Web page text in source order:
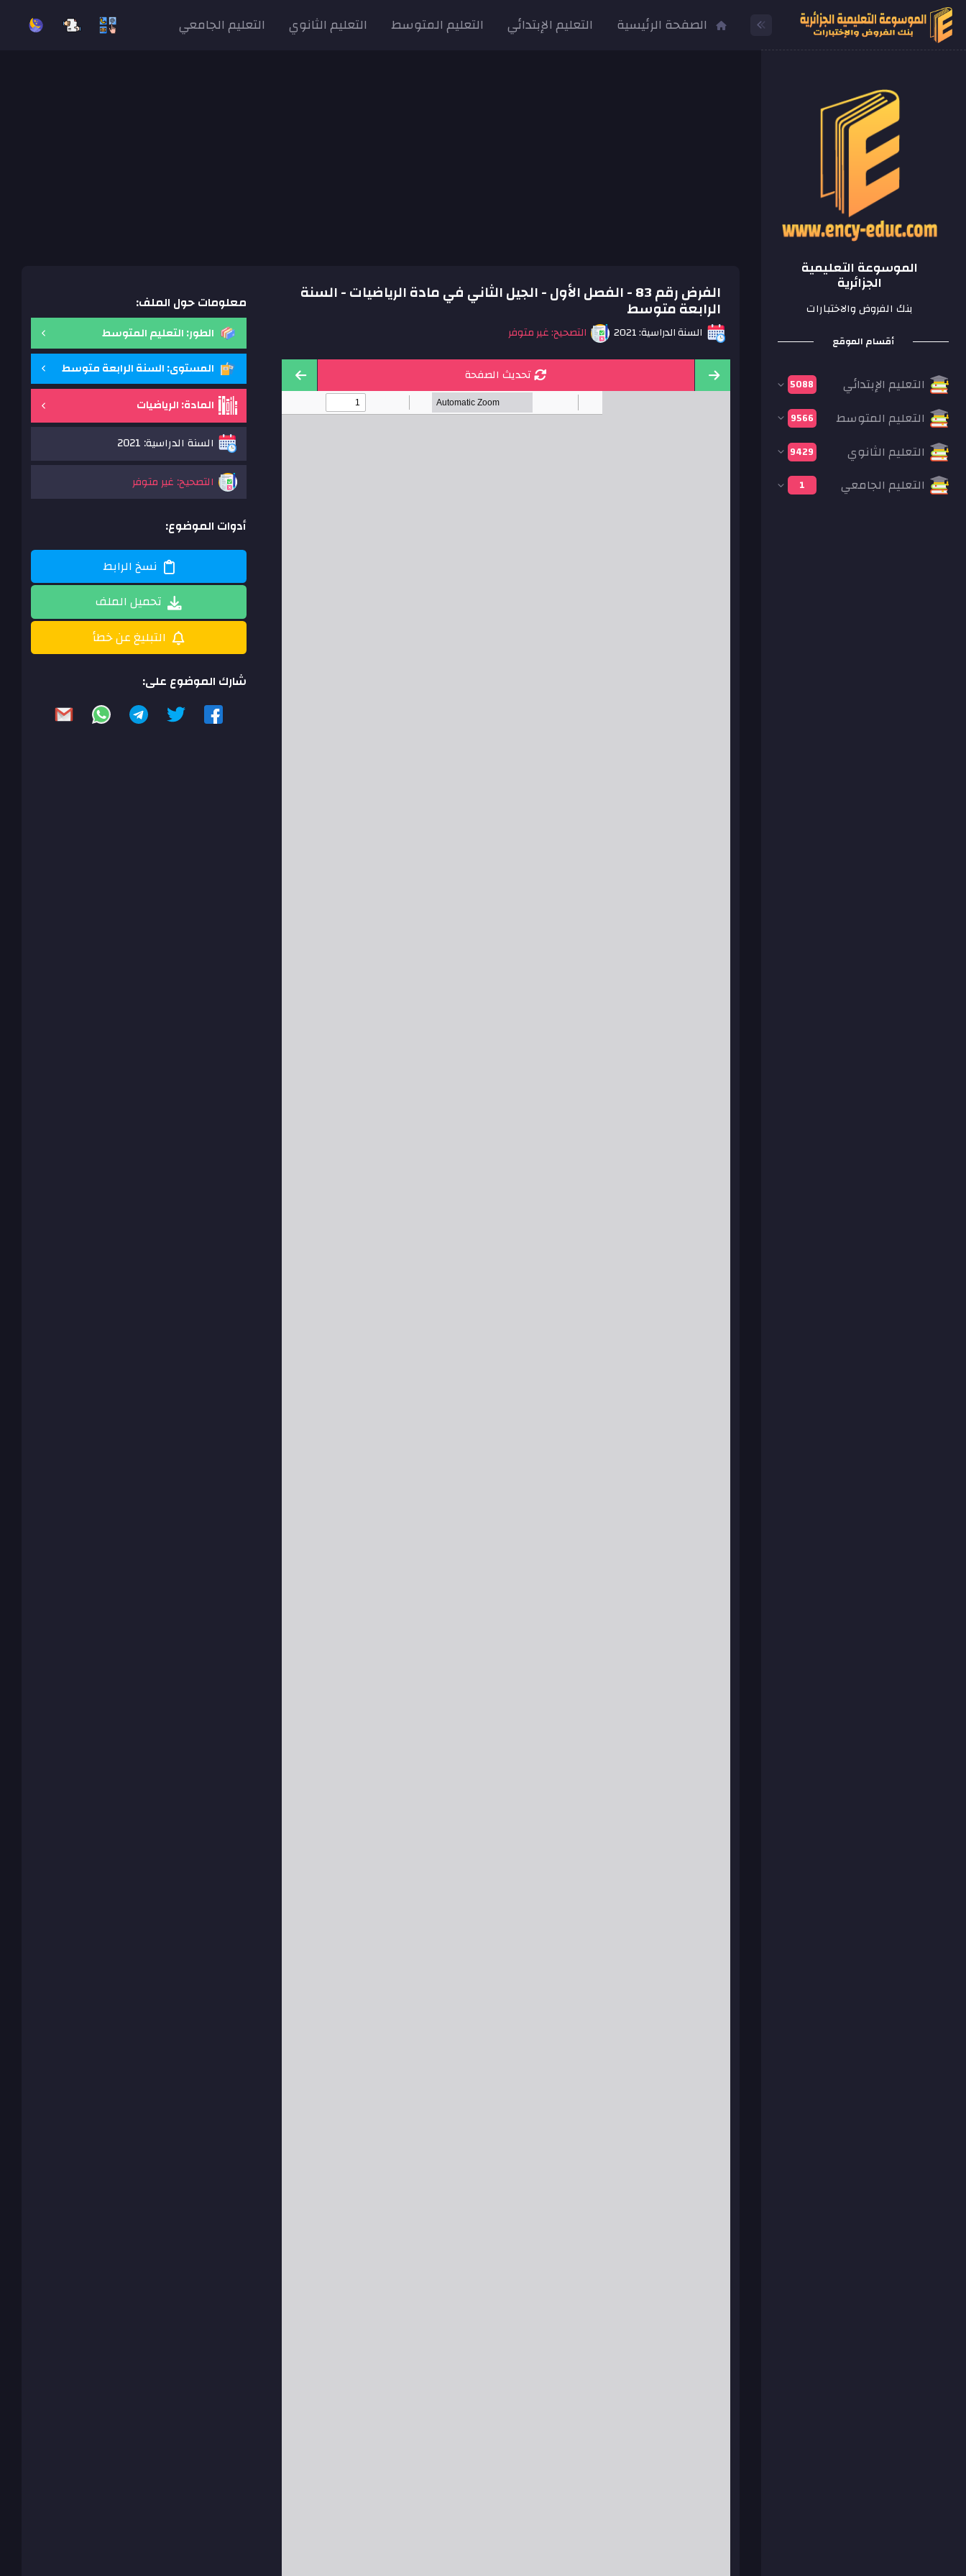
الصفحة الرئيسية التعليم الإبتدائي التعليم المتوسط التعليم الثانوي التعليم الجامعي
الموسوعة التعليمية
الجزائرية
بنك الفروض والاختبارات
أقسام الموقع
التعليم الإبتدائي 5088
التعليم المتوسط 9566
التعليم الثانوي 9429
التعليم الجامعي 1
الفرض رقم 83 - الفصل الأول - الجيل الثاني في مادة الرياضيات - السنة
الرابعة متوسط
السنة الدراسية: 2021 التصحيح: غير متوفر
تحديث الصفحة
معلومات حول الملف:
الطور: التعليم المتوسط
المستوى: السنة الرابعة متوسط
المادة: الرياضيات
السنة الدراسية: 2021
التصحيح: غير متوفر
أدوات الموضوع:
نسخ الرابط
تحميل الملف
التبليغ عن خطأ
شارك الموضوع على: